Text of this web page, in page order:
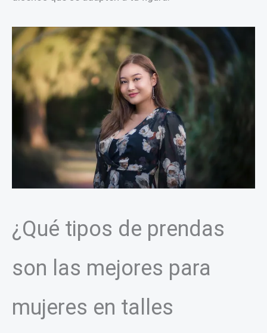
¿Qué tipos de prendas
son las mejores para
mujeres en talles